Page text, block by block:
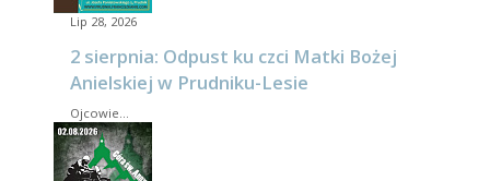
Lip 28, 2026
2 sierpnia: Odpust ku czci Matki Bożej
Anielskiej w Prudniku-Lesie
Ojcowie…